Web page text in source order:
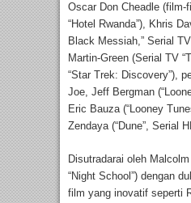
Oscar Don Cheadle (film-
“Hotel Rwanda”), Khris
Black Messiah,” Serial
Martin-Green (Serial TV
“Star Trek: Discovery”),
Joe, Jeff Bergman
Eric Bauza (“Looney
Zendaya (“Dune”, Serial
Disutradarai oleh
“Night School”) dengan
film yang inovatif seperti